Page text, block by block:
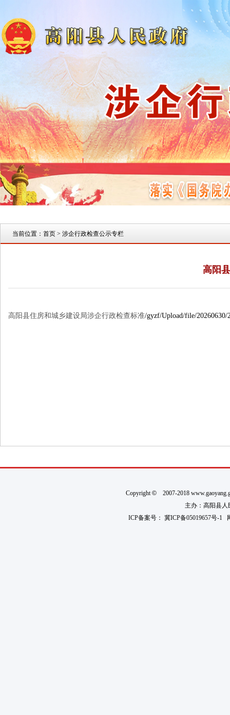
当前位置： 首页 > 涉企行政检查公示专栏
高阳
高阳县住房和城乡建设局涉企行政检查标准/gyzf/Upload/file/20260630/
Copyright©2007-2018
主办：高阳县人
ICP备案号： 冀ICP备05019657号-1网